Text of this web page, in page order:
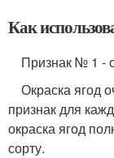
Как
Признак № 1 -
Окраска ягод
признак для
окраска ягод
сорту.